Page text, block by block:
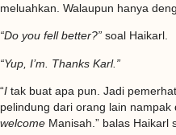
meluahkan. Walaupun hanya
“Do you fell better?” soal Haikarl.
“Yup, I’m. Thanks Karl.”
“I tak buat apa pun. Jadi
pelindung dari orang lain nampak
welcome Manisah.” balas Haikarl